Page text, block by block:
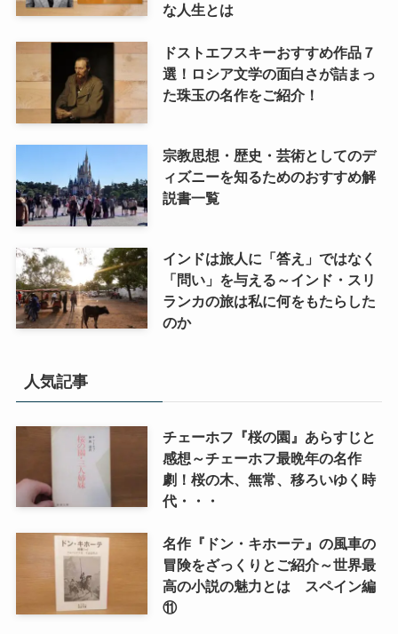
な人生とは
ドストエフスキーおすすめ作品７
選！ロシア文学の面白さが詰まっ
た珠玉の名作をご紹介！
宗教思想・歴史・芸術としてのデ
ィズニーを知るためのおすすめ解
説書一覧
インドは旅人に「答え」ではなく
「問い」を与える～インド・スリ
ランカの旅は私に何をもたらした
のか
人気記事
チェーホフ『桜の園』あらすじと
感想～チェーホフ最晩年の名作
劇！桜の木、無常、移ろいゆく時
代・・・
名作『ドン・キホーテ』の風車の
冒険をざっくりとご紹介～世界最
高の小説の魅力とは スペイン編
⑪